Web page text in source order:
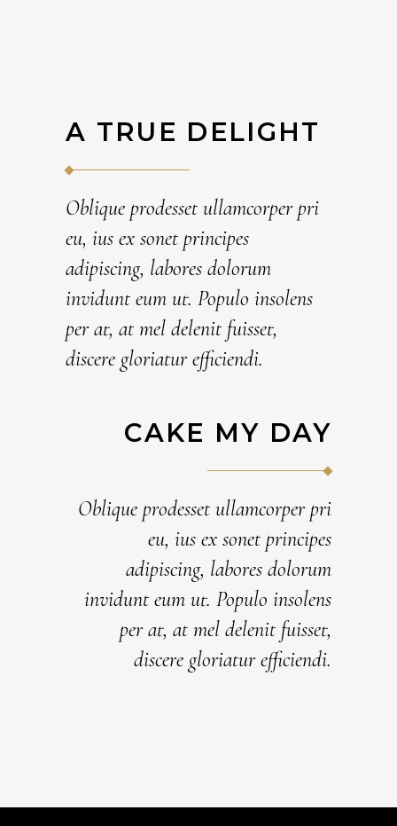
A TRUE DELIGHT
Oblique prodesset ullamcorper pri
eu, ius ex sonet principes
adipiscing, labores dolorum
invidunt eum ut. Populo insolens
per at, at mel delenit fuisset,
discere gloriatur efficiendi.
CAKE MY DAY
Oblique prodesset ullamcorper pri
eu, ius ex sonet principes
adipiscing, labores dolorum
invidunt eum ut. Populo insolens
per at, at mel delenit fuisset,
discere gloriatur efficiendi.